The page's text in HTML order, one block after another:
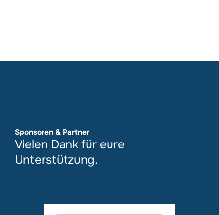
Sponsoren & Partner
Vielen Dank für eure
Unterstützung.